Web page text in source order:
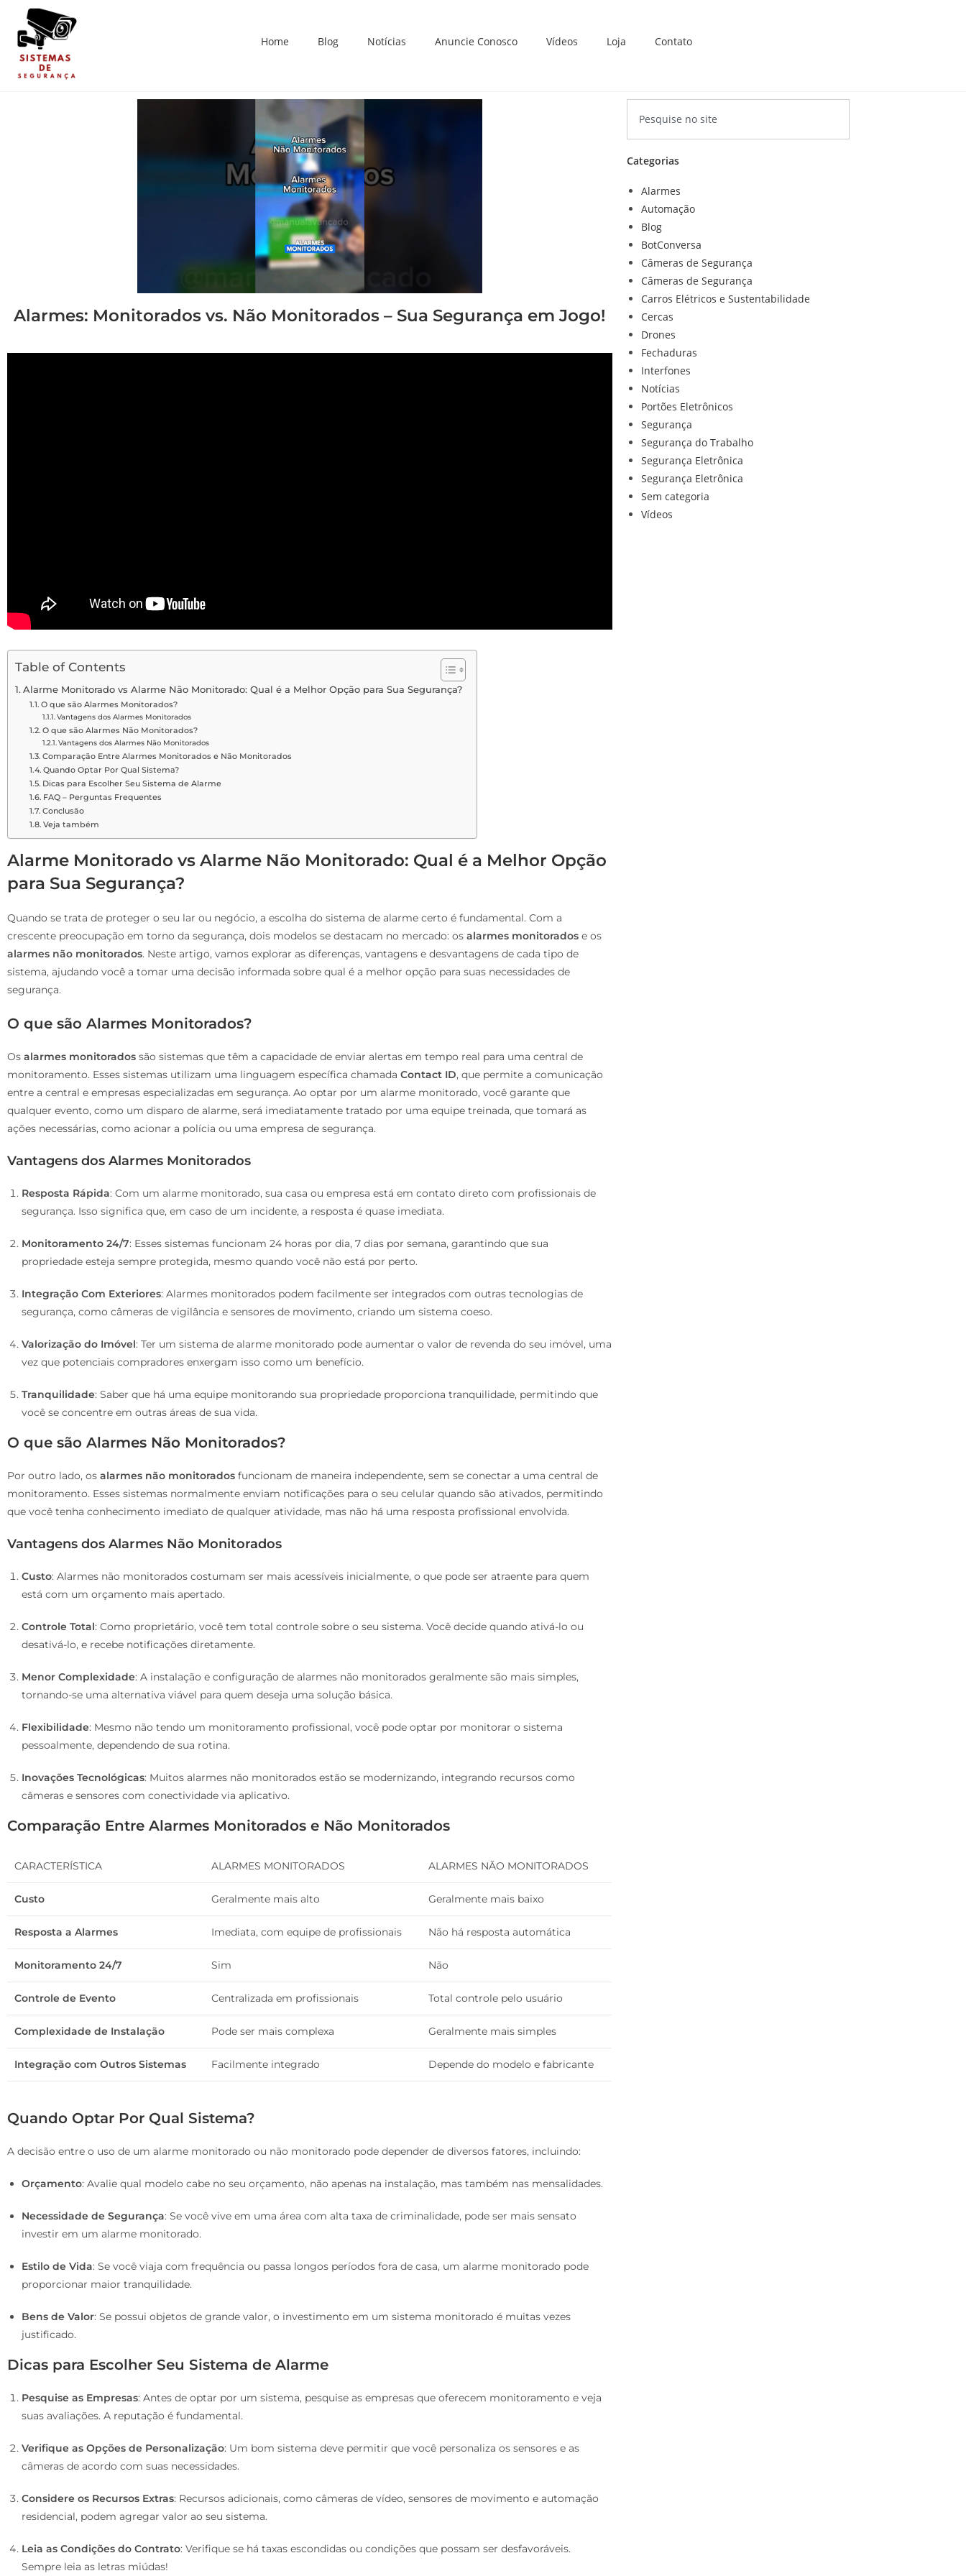
Home Blog Notícias Anuncie Conosco Vídeos Loja Contato
Alarmes: Monitorados vs. Não Monitorados – Sua Segurança em Jogo!
Table of Contents
Alarme Monitorado vs Alarme Não Monitorado: Qual é a Melhor Opção para Sua Segurança?
O que são Alarmes Monitorados?
Vantagens dos Alarmes Monitorados
O que são Alarmes Não Monitorados?
Vantagens dos Alarmes Não Monitorados
Comparação Entre Alarmes Monitorados e Não Monitorados
Quando Optar Por Qual Sistema?
Dicas para Escolher Seu Sistema de Alarme
FAQ – Perguntas Frequentes
Conclusão
Veja também
Alarme Monitorado vs Alarme Não Monitorado: Qual é a Melhor Opção
para Sua Segurança?
Quando se trata de proteger o seu lar ou negócio, a escolha do sistema de alarme certo é fundamental. Com a
crescente preocupação em torno da segurança, dois modelos se destacam no mercado: os alarmes monitorados e os
alarmes não monitorados. Neste artigo, vamos explorar as diferenças, vantagens e desvantagens de cada tipo de
sistema, ajudando você a tomar uma decisão informada sobre qual é a melhor opção para suas necessidades de
segurança.
O que são Alarmes Monitorados?
Os alarmes monitorados são sistemas que têm a capacidade de enviar alertas em tempo real para uma central de
monitoramento. Esses sistemas utilizam uma linguagem específica chamada Contact ID, que permite a comunicação
entre a central e empresas especializadas em segurança. Ao optar por um alarme monitorado, você garante que
qualquer evento, como um disparo de alarme, será imediatamente tratado por uma equipe treinada, que tomará as
ações necessárias, como acionar a polícia ou uma empresa de segurança.
Vantagens dos Alarmes Monitorados
Resposta Rápida: Com um alarme monitorado, sua casa ou empresa está em contato direto com profissionais de
segurança. Isso significa que, em caso de um incidente, a resposta é quase imediata.
Monitoramento 24/7: Esses sistemas funcionam 24 horas por dia, 7 dias por semana, garantindo que sua
propriedade esteja sempre protegida, mesmo quando você não está por perto.
Integração Com Exteriores: Alarmes monitorados podem facilmente ser integrados com outras tecnologias de
segurança, como câmeras de vigilância e sensores de movimento, criando um sistema coeso.
Valorização do Imóvel: Ter um sistema de alarme monitorado pode aumentar o valor de revenda do seu imóvel, uma
vez que potenciais compradores enxergam isso como um benefício.
Tranquilidade: Saber que há uma equipe monitorando sua propriedade proporciona tranquilidade, permitindo que
você se concentre em outras áreas de sua vida.
O que são Alarmes Não Monitorados?
Por outro lado, os alarmes não monitorados funcionam de maneira independente, sem se conectar a uma central de
monitoramento. Esses sistemas normalmente enviam notificações para o seu celular quando são ativados, permitindo
que você tenha conhecimento imediato de qualquer atividade, mas não há uma resposta profissional envolvida.
Vantagens dos Alarmes Não Monitorados
Custo: Alarmes não monitorados costumam ser mais acessíveis inicialmente, o que pode ser atraente para quem
está com um orçamento mais apertado.
Controle Total: Como proprietário, você tem total controle sobre o seu sistema. Você decide quando ativá-lo ou
desativá-lo, e recebe notificações diretamente.
Menor Complexidade: A instalação e configuração de alarmes não monitorados geralmente são mais simples,
tornando-se uma alternativa viável para quem deseja uma solução básica.
Flexibilidade: Mesmo não tendo um monitoramento profissional, você pode optar por monitorar o sistema
pessoalmente, dependendo de sua rotina.
Inovações Tecnológicas: Muitos alarmes não monitorados estão se modernizando, integrando recursos como
câmeras e sensores com conectividade via aplicativo.
Comparação Entre Alarmes Monitorados e Não Monitorados
CARACTERÍSTICA ALARMES MONITORADOS ALARMES NÃO MONITORADOS
Custo Geralmente mais alto Geralmente mais baixo
Resposta a Alarmes Imediata, com equipe de profissionais Não há resposta automática
Monitoramento 24/7 Sim Não
Controle de Evento Centralizada em profissionais Total controle pelo usuário
Complexidade de Instalação Pode ser mais complexa Geralmente mais simples
Integração com Outros Sistemas Facilmente integrado Depende do modelo e fabricante
Quando Optar Por Qual Sistema?
A decisão entre o uso de um alarme monitorado ou não monitorado pode depender de diversos fatores, incluindo:
Orçamento: Avalie qual modelo cabe no seu orçamento, não apenas na instalação, mas também nas mensalidades.
Necessidade de Segurança: Se você vive em uma área com alta taxa de criminalidade, pode ser mais sensato
investir em um alarme monitorado.
Estilo de Vida: Se você viaja com frequência ou passa longos períodos fora de casa, um alarme monitorado pode
proporcionar maior tranquilidade.
Bens de Valor: Se possui objetos de grande valor, o investimento em um sistema monitorado é muitas vezes
justificado.
Dicas para Escolher Seu Sistema de Alarme
Pesquise as Empresas: Antes de optar por um sistema, pesquise as empresas que oferecem monitoramento e veja
suas avaliações. A reputação é fundamental.
Verifique as Opções de Personalização: Um bom sistema deve permitir que você personaliza os sensores e as
câmeras de acordo com suas necessidades.
Considere os Recursos Extras: Recursos adicionais, como câmeras de vídeo, sensores de movimento e automação
residencial, podem agregar valor ao seu sistema.
Leia as Condições do Contrato: Verifique se há taxas escondidas ou condições que possam ser desfavoráveis.
Sempre leia as letras miúdas!
Categorias
Alarmes
Automação
Blog
BotConversa
Câmeras de Segurança
Câmeras de Segurança
Carros Elétricos e Sustentabilidade
Cercas
Drones
Fechaduras
Interfones
Notícias
Portões Eletrônicos
Segurança
Segurança do Trabalho
Segurança Eletrônica
Segurança Eletrônica
Sem categoria
Vídeos